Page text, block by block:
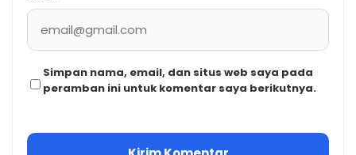
Simpan nama, email, dan situs web saya pada
peramban ini untuk komentar saya berikutnya.